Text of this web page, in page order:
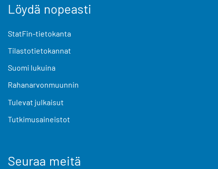
Löydä nopeasti
StatFin-tietokanta
Tilastotietokannat
Suomi lukuina
Rahanarvonmuunnin
Tulevat julkaisut
Tutkimusaineistot
Seuraa meitä